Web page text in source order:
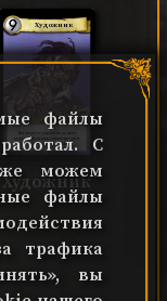
Художник
кварталов за ход, заплатив один
золотой за каждый
Художник
файлы
С
можем
файлы
трафика
вы